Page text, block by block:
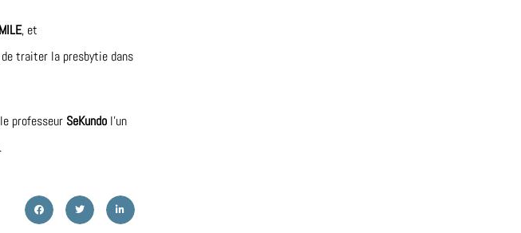
, et
traiter la presbytie dans
professeur SeKundo l’un